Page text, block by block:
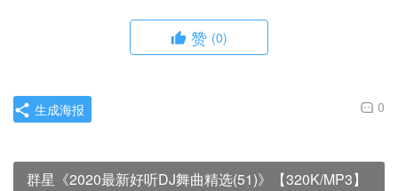
赞 (0)
0
生成海报
群星《2020最新好听DJ舞曲精选(51)》【320K/MP3】